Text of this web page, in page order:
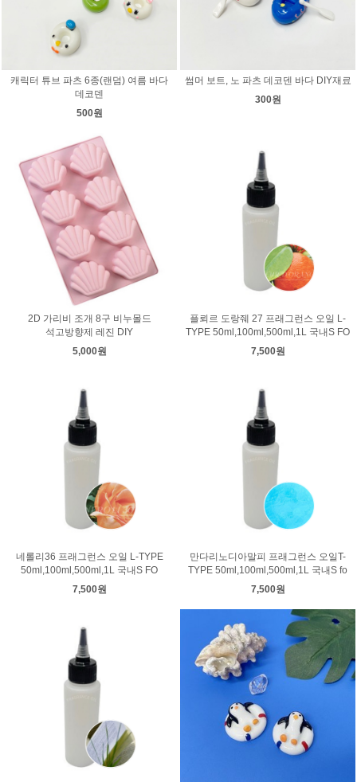
캐릭터 튜브 파츠 6종(랜덤) 여름 바다
데코덴
500원
썸머 보트, 노 파츠 데코덴 바다 DIY재료
300원
2D 가리비 조개 8구 비누몰드
석고방향제 레진 DIY
5,000원
플뢰르 도랑줴 27 프래그런스 오일 L-
TYPE 50ml,100ml,500ml,1L 국내S FO
7,500원
네롤리36 프래그런스 오일 L-TYPE
50ml,100ml,500ml,1L 국내S FO
7,500원
만다리노디아말피 프래그런스 오일T-
TYPE 50ml,100ml,500ml,1L 국내S fo
7,500원